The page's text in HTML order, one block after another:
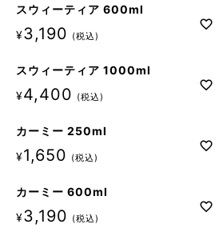
スウィーティア 600ml
¥3,190 税込
スウィーティア 1000ml
¥4,400 税込
カーミー 250ml
¥1,650 税込
カーミー 600ml
¥3,190 税込